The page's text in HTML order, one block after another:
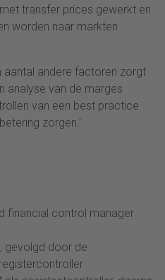
transfer prices gewerkt en
worden naar markten
andere factoren zorgt
analyse van de marges
van een best practice
zorgen.’
financial control manager
gevolgd door de